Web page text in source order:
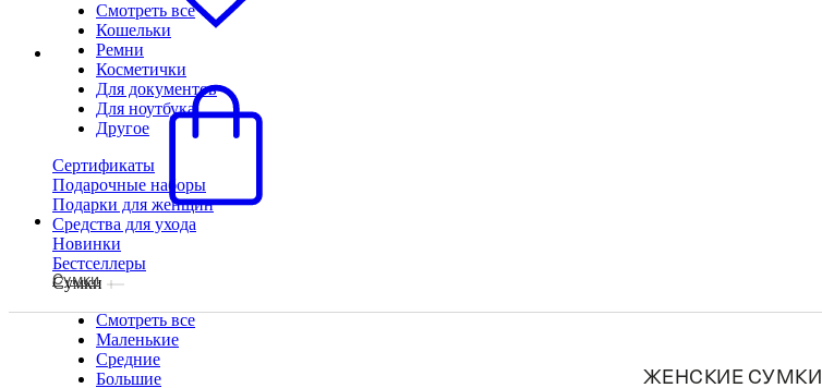
Смотреть все
Кошельки
Ремни
Косметички
Для документов
Для ноутбука
Другое
Сертификаты
Подарочные наборы
Подарки для женщин
Средства для ухода
Новинки
Бестселлеры
Сумки
Смотреть все
Маленькие
Средние
Большие
Сумки
Все сумкиМаленькие
ЖЕНСКИЕ СУМКИ